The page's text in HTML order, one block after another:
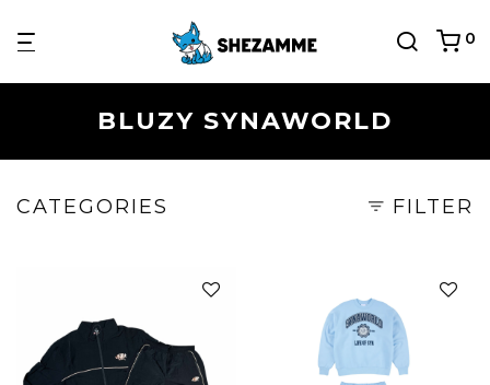
0
BLUZY SYNAWORLD
CATEGORIES FILTER